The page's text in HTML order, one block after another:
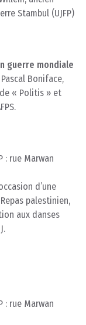
Stambul (UJFP)
guerre mondiale
Pascal Boniface,
« Politis » et
: rue Marwan
d’une
palestinien,
aux danses
: rue Marwan